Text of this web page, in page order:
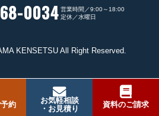
0034 営業時間／9:00～18:00
定休／水曜日
KENSETSU All Right Reserved.
約
お気軽相談
・お見積り
資料のご請求